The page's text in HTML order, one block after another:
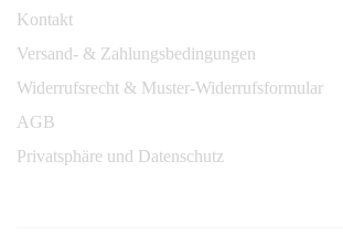
Kontakt
Versand- & Zahlungsbedingungen
Widerrufsrecht & Muster-Widerrufsformular
AGB
Privatsphäre und Datenschutz